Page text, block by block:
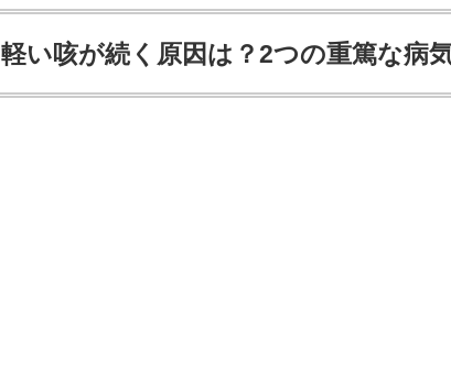
軽い咳が続く原因は？2つの重篤な病